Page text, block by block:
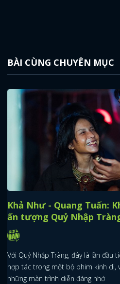
BÀI CÙNG CHUYÊN MỤC
Khả Như - Quang Tuấn:
ấn tượng Quỷ Nhập
Với Quỷ Nhập Tràng, đây là lần đầu
hợp tác trong một bộ phim kinh dị,
những màn trình diễn đáng nhớ